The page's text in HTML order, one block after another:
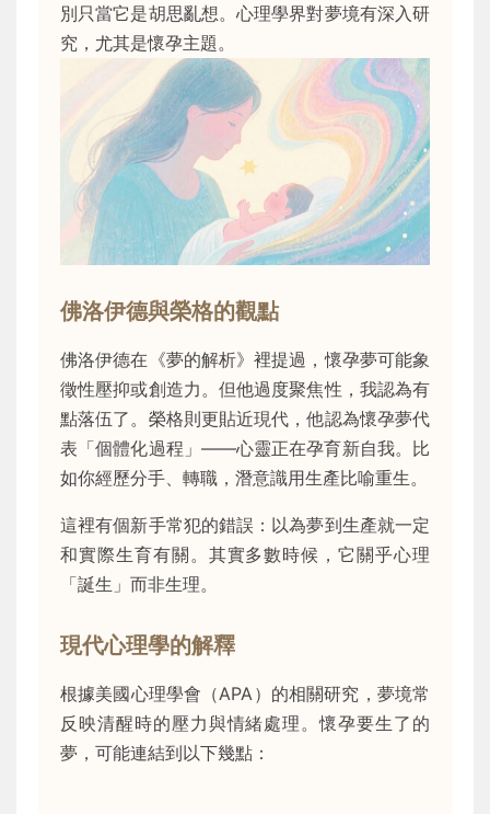
別只當它是胡思亂想。心理學界對夢境有深入研
究，尤其是懷孕主題。
佛洛伊德與榮格的觀點
佛洛伊德在《夢的解析》裡提過，懷孕夢可能象
徵性壓抑或創造力。但他過度聚焦性，我認為有
點落伍了。榮格則更貼近現代，他認為懷孕夢代
表「個體化過程」——心靈正在孕育新自我。比
如你經歷分手、轉職，潛意識用生產比喻重生。
這裡有個新手常犯的錯誤：以為夢到生產就一定
和實際生育有關。其實多數時候，它關乎心理
「誕生」而非生理。
現代心理學的解釋
根據美國心理學會（APA）的相關研究，夢境常
反映清醒時的壓力與情緒處理。懷孕要生了的
夢，可能連結到以下幾點：